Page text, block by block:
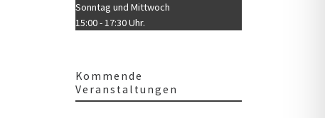
Sonntag und Mittwoch
15:00 - 17:30 Uhr.
Kommende
Veranstaltungen